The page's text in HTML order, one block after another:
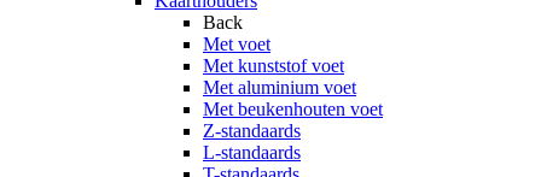
Back
Met voet
Met kunststof voet
Met aluminium voet
Met beukenhouten voet
Z-standaards
L-standaards